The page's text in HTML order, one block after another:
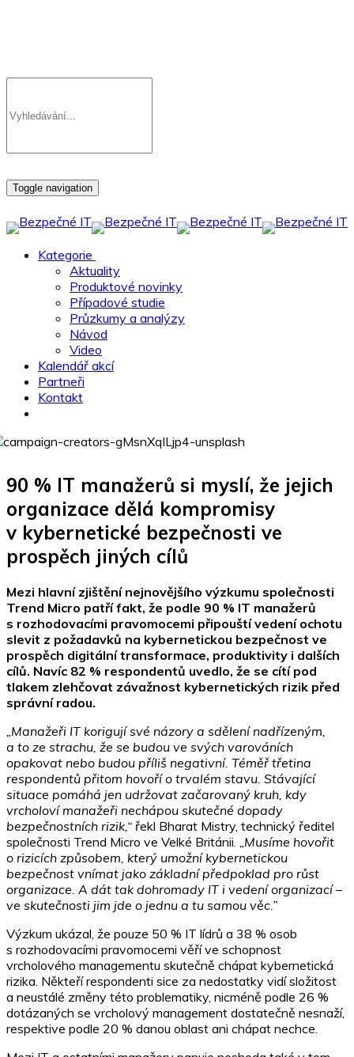
Toggle navigation
Kategorie
Aktuality
Produktové novinky
Případové studie
Průzkumy a analýzy
Návod
Video
Kalendář akcí
Partneři
Kontakt
90 % IT manažerů si myslí, že jejich
organizace dělá kompromisy
v kybernetické bezpečnosti ve
prospěch jiných cílů
Mezi hlavní zjištění nejnovějšího výzkumu společnosti
Trend Micro patří fakt, že podle 90 % IT manažerů
s rozhodovacími pravomocemi připouští vedení ochotu
slevit z požadavků na kybernetickou bezpečnost ve
prospěch digitální transformace, produktivity i dalších
cílů. Navíc 82 % respondentů uvedlo, že se cítí pod
tlakem zlehčovat závažnost kybernetických rizik před
správní radou.
„Manažeři IT korigují své názory a sdělení nadřízeným,
a to ze strachu, že se budou ve svých varováních
opakovat nebo budou příliš negativní. Téměř třetina
respondentů přitom hovoří o trvalém stavu. Stávající
situace pomáhá jen udržovat začarovaný kruh, kdy
vrcholoví manažeři nechápou skutečné dopady
bezpečnostních rizik,“ řekl Bharat Mistry, technický ředitel
společnosti Trend Micro ve Velké Británii.
„Musíme hovořit
o rizicích způsobem, který umožní kybernetickou
bezpečnost vnímat jako základní předpoklad pro růst
organizace. A dát tak dohromady IT i vedení organizací –
ve skutečnosti jim jde o jednu a tu samou věc. ”
Výzkum ukázal, že pouze 50 % IT lídrů a 38 % osob
s rozhodovacími pravomocemi věří ve schopnost
vrcholového managementu skutečně chápat kybernetická
rizika. Někteří respondenti sice za nedostatky vidí složitost
a neustálé změny této problematiky, nicméně podle 26 %
dotázaných se vrcholový management dostatečně nesnaží,
respektive podle 20 % danou oblast ani chápat nechce.